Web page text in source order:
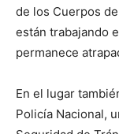
de los Cuerpos
están trabajando
permanece
En el lugar
Policía Nacional,